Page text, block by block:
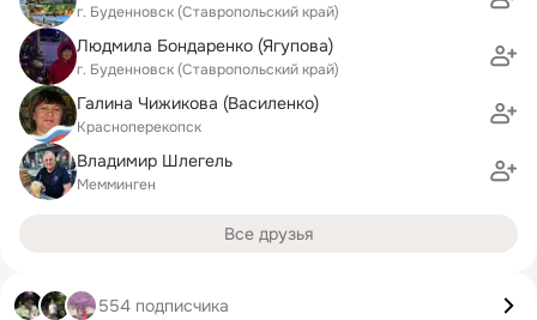
г. Буденновск (Ставропольский край)
Людмила Бондаренко (Ягупова)
г. Буденновск (Ставропольский край)
Галина Чижикова (Василенко)
Красноперекопск
Владимир Шлегель
Мемминген
Все друзья
554 подписчика